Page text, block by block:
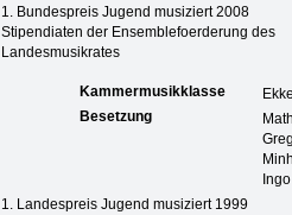
1. Bundespreis Jugend musiziert 2008
Stipendiaten der Ensemblefoerderung des
Landesmusikrates
Kammermusikklasse
Besetzung
1. Landespreis Jugend musiziert 1999